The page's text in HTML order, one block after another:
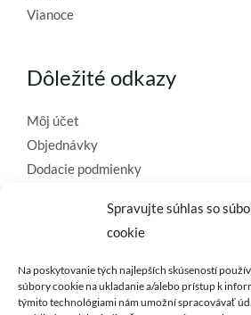
Spravujte súhlas so
cookie
Na poskytovanie tých najlepších skúseností
súbory cookie na ukladanie a/alebo prístup k
týmito technológiami nám umožní spracovávať
Vianoce
Dôležité odkazy
Môj účet
Objednávky
Dodacie podmienky
Ochrana osobných údajov
Zásady používania súborov cookie
Kontaktujte nás a
najkvalitnejšie umelé